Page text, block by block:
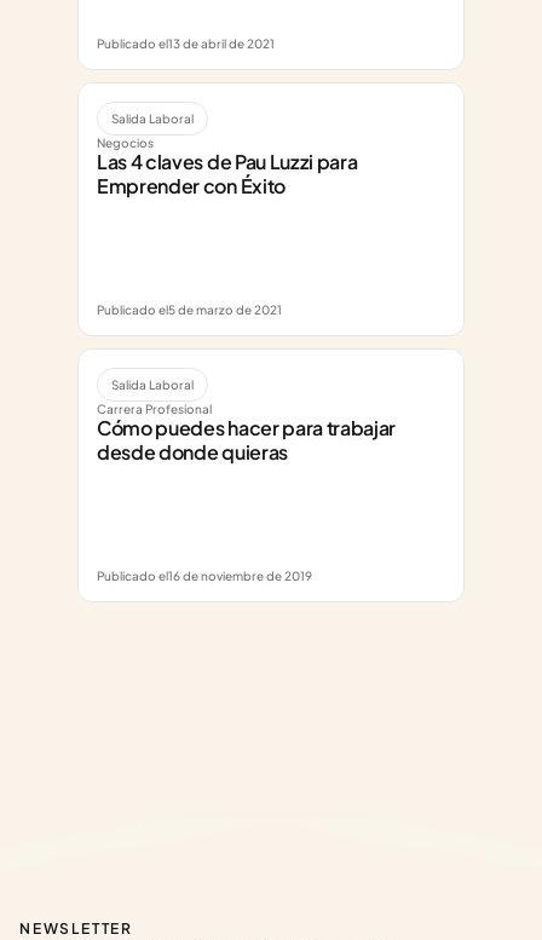
Publicado el13 de abril de 2021
Salida Laboral
Negocios
Las 4 claves de Pau Luzzi para
Emprender con Éxito
Publicado el5 de marzo de 2021
Salida Laboral
Carrera Profesional
Cómo puedes hacer para trabajar
desde donde quieras
Publicado el16 de noviembre de 2019
NEWSLETTER